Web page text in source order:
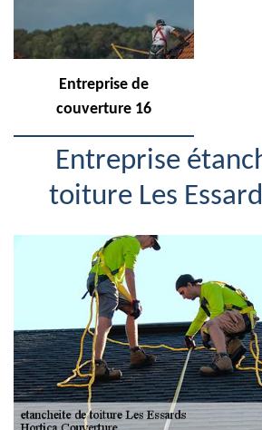
Entreprise de
couverture 16
Entreprise
toiture Les